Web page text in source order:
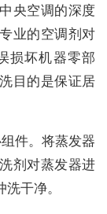
央空调的深度
业的空调剂对
损坏机器零部
目的是保证居
件。将蒸发器
剂对蒸发器进
干净。